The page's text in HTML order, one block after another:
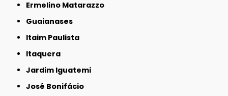
Ermelino Matarazzo
Guaianases
Itaim Paulista
Itaquera
Jardim Iguatemi
José Bonifácio